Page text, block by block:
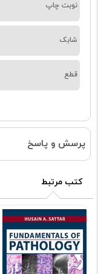
نوبت چاپ
شابک
قطع
پرسش و پاسخ
کتب مرتبط